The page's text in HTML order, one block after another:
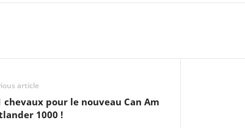
article
chevaux pour le nouveau Can Am
1000 !